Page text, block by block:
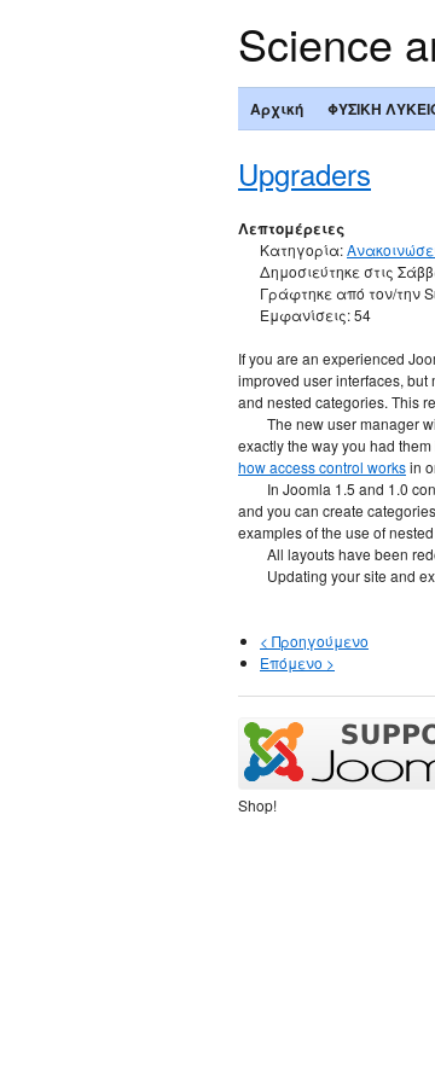
Science
Αρχική ΦΥΣΙΚΗ
Upgraders
Λεπτομέρειες
Κατηγορία:
Δημοσιεύτηκε στις
Γράφτηκε από τον/την
Εμφανίσεις: 54
If you are an experienced
improved user interfaces, but
and nested categories. This
The new user manager
exactly the way you had
how access control worksin
In Joomla 1.5 and 1.0
and you can create
examples of the use of
All layouts have been
Updating your site and
< Προηγούμενο
Επόμενο >
Shop!